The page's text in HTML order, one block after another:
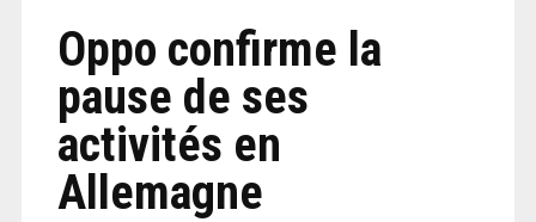
Oppo confirme la
pause de ses
activités en
Allemagne